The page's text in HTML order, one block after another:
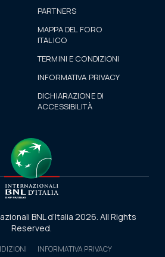
PARTNERS
MAPPA DEL FORO
ITALICO
TERMINI E CONDIZIONI
INFORMATIVA PRIVACY
DICHIARAZIONE DI
ACCESSIBILITÀ
BNL d’Italia 2026. All Rights
Reserved.
INFORMATIVA PRIVACY